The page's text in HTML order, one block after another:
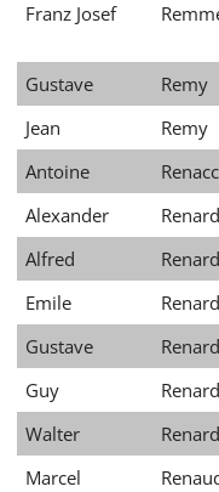
Franz Josef
Gustave
Remy
Jean
Remy
Antoine
Alexander
Renard
Alfred
Renard
Emile
Renard
Gustave
Renard
Guy
Renard
Walter
Renard
Marcel